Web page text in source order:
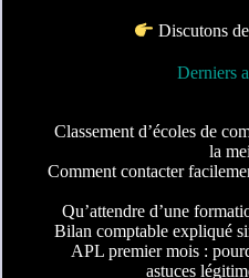
Discutons
Derniers
Classement d’écoles de
la
Comment contacter
Qu’attendre d’une
Bilan comptable expliqué
APL premier mois :
astuces